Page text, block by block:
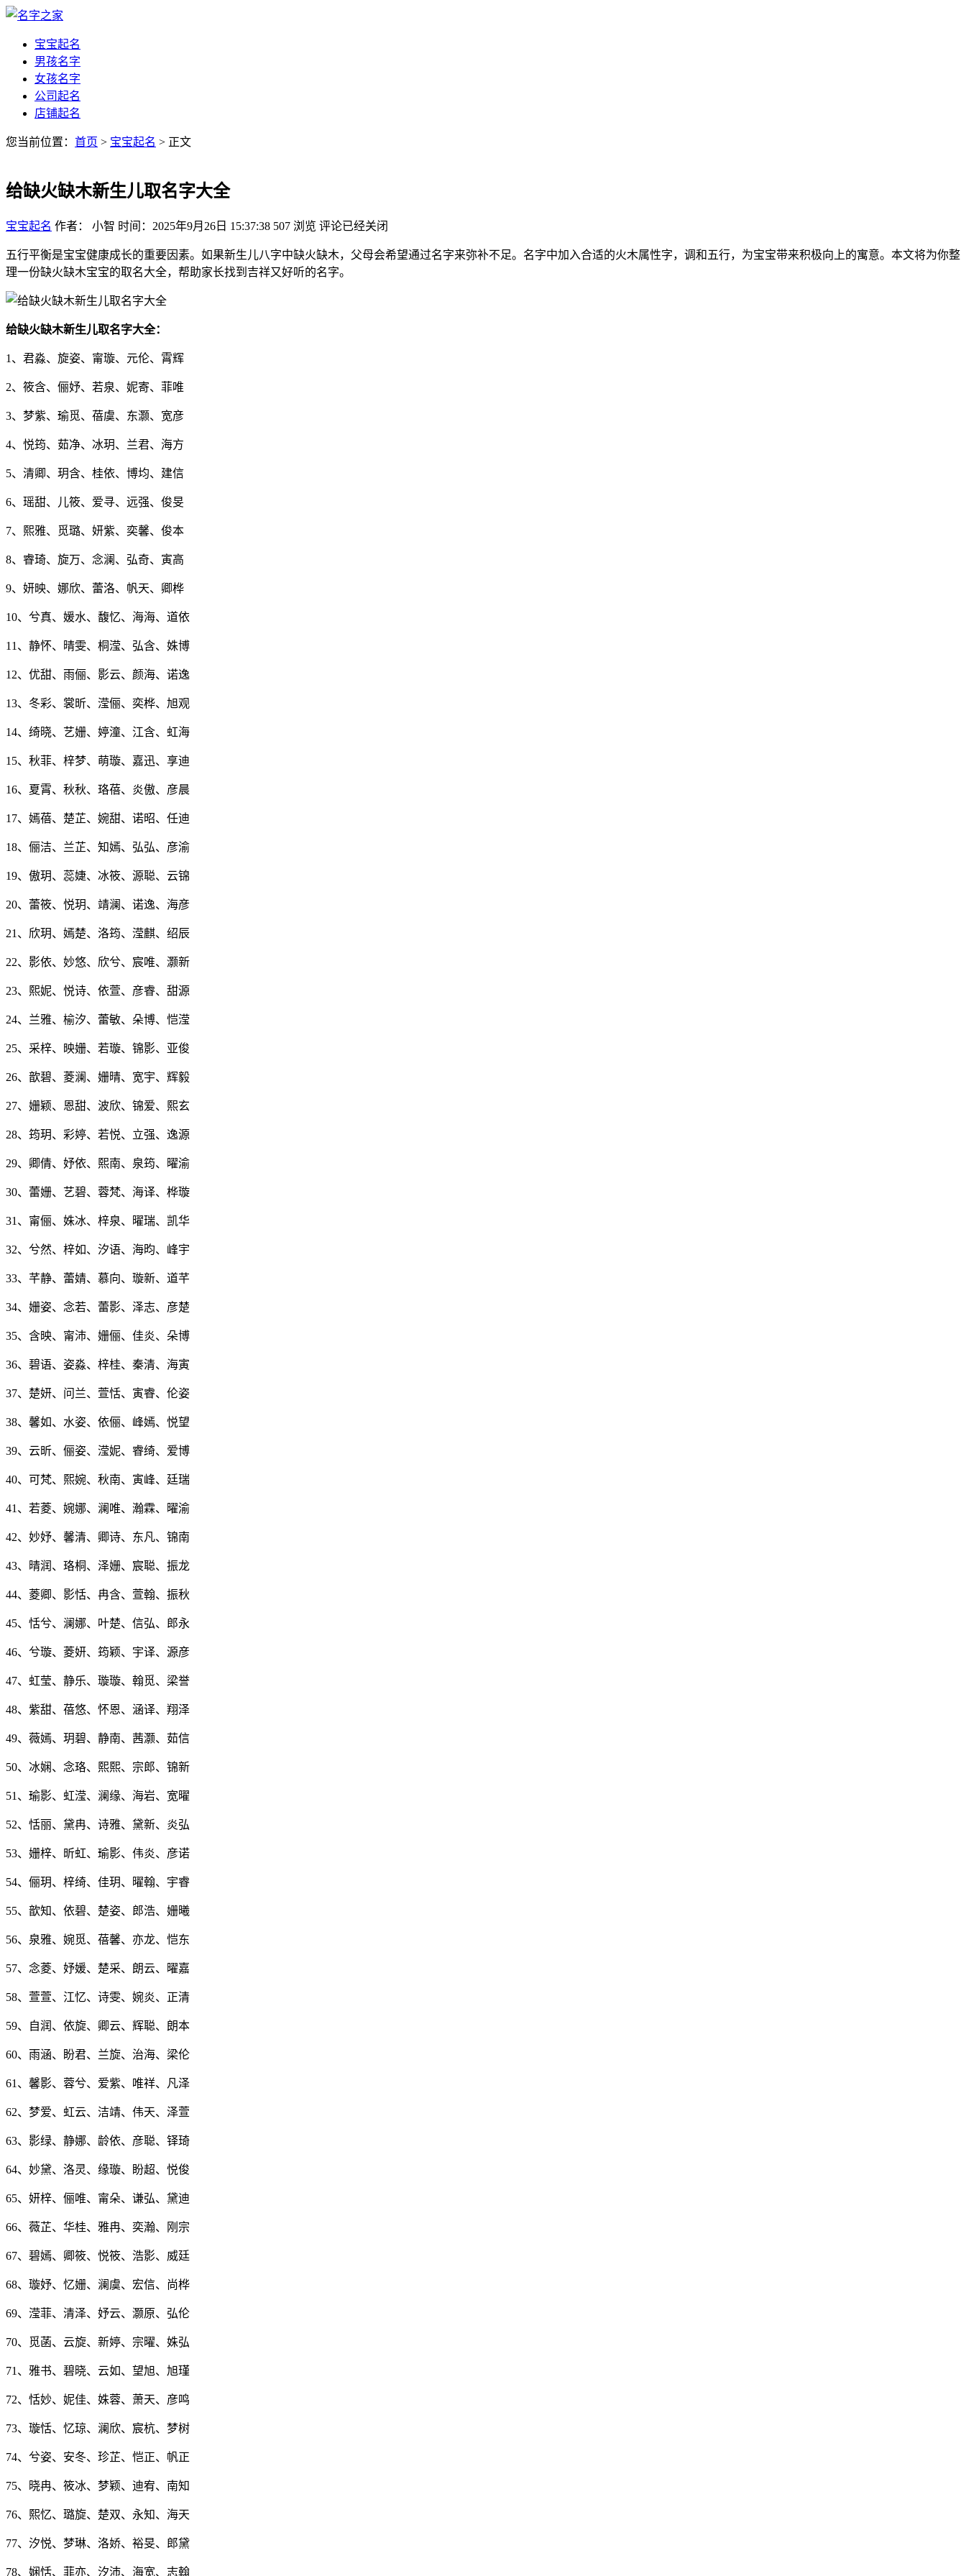
宝宝起名
男孩名字
女孩名字
公司起名
店铺起名
您当前位置： 首页 > 宝宝起名 > 正文
给缺火缺木新生儿取名字大全
宝宝起名 作者： 小智 时间：2025年9月26日 15:37:38 507 浏览 评论已经关闭
五行平衡是宝宝健康成长的重要因素。如果新生儿八字中缺火缺木，父母会希望通过名字来弥补不足。名字中加入合适的火木属性字，调和五行，为宝宝带来积极向上的寓意。本文将为你整
理一份缺火缺木宝宝的取名大全，帮助家长找到吉祥又好听的名字。
给缺火缺木新生儿取名字大全：
1、君淼、旋姿、甯璇、元伦、霄辉
2、筱含、俪妤、若泉、妮寄、菲唯
3、梦紫、瑜觅、蓓虞、东灏、宽彦
4、悦筠、茹净、冰玥、兰君、海方
5、清卿、玥含、桂依、博均、建信
6、瑶甜、儿筱、爱寻、远强、俊旻
7、熙雅、觅璐、妍紫、奕馨、俊本
8、睿琦、旋万、念澜、弘奇、寅高
9、妍映、娜欣、蕾洛、帆天、卿桦
10、兮真、媛水、馥忆、海海、道依
11、静怀、晴雯、桐滢、弘含、姝博
12、优甜、雨俪、影云、颜海、诺逸
13、冬彩、裳昕、滢俪、奕桦、旭观
14、绮晓、艺姗、婷潼、江含、虹海
15、秋菲、梓梦、萌璇、嘉迅、享迪
16、夏霄、秋秋、珞蓓、炎傲、彦晨
17、嫣蓓、楚芷、婉甜、诺昭、任迪
18、俪洁、兰芷、知嫣、弘弘、彦渝
19、傲玥、蕊婕、冰筱、源聪、云锦
20、蕾筱、悦玥、靖澜、诺逸、海彦
21、欣玥、嫣楚、洛筠、滢麒、绍辰
22、影依、妙悠、欣兮、宸唯、灏新
23、熙妮、悦诗、依萱、彦睿、甜源
24、兰雅、榆汐、蕾敏、朵博、恺滢
25、采梓、映姗、若璇、锦影、亚俊
26、歆碧、菱澜、姗晴、宽宇、辉毅
27、姗颖、恩甜、波欣、锦爱、熙玄
28、筠玥、彩婷、若悦、立强、逸源
29、卿倩、妤依、熙南、泉筠、曜渝
30、蕾姗、艺碧、蓉梵、海译、桦璇
31、甯俪、姝冰、梓泉、曜瑞、凯华
32、兮然、梓如、汐语、海昀、峰宇
33、芊静、蕾婧、慕向、璇新、道芊
34、姗姿、念若、蕾影、泽志、彦楚
35、含映、甯沛、姗俪、佳炎、朵博
36、碧语、姿淼、梓桂、秦清、海寅
37、楚妍、问兰、萱恬、寅睿、伦姿
38、馨如、水姿、依俪、峰嫣、悦望
39、云昕、俪姿、滢妮、睿绮、爱博
40、可梵、熙婉、秋南、寅峰、廷瑞
41、若菱、婉娜、澜唯、瀚霖、曜渝
42、妙妤、馨清、卿诗、东凡、锦南
43、晴润、珞桐、泽姗、宸聪、振龙
44、菱卿、影恬、冉含、萱翰、振秋
45、恬兮、澜娜、叶楚、信弘、郎永
46、兮璇、菱妍、筠颖、宇译、源彦
47、虹莹、静乐、璇璇、翰觅、梁誉
48、紫甜、蓓悠、怀恩、涵译、翔泽
49、薇嫣、玥碧、静南、茜灏、茹信
50、冰娴、念珞、熙熙、宗郎、锦新
51、瑜影、虹滢、澜缘、海岩、宽曜
52、恬丽、黛冉、诗雅、黛新、炎弘
53、姗梓、昕虹、瑜影、伟炎、彦诺
54、俪玥、梓绮、佳玥、曜翰、宇睿
55、歆知、依碧、楚姿、郎浩、姗曦
56、泉雅、婉觅、蓓馨、亦龙、恺东
57、念菱、妤媛、楚采、朗云、曜嘉
58、萱萱、江忆、诗雯、婉炎、正清
59、自润、依旋、卿云、辉聪、朗本
60、雨涵、盼君、兰旋、治海、梁伦
61、馨影、蓉兮、爱紫、唯祥、凡泽
62、梦爱、虹云、洁靖、伟天、泽萱
63、影绿、静娜、龄依、彦聪、铎琦
64、妙黛、洛灵、缘璇、盼超、悦俊
65、妍梓、俪唯、甯朵、谦弘、黛迪
66、薇芷、华桂、雅冉、奕瀚、刚宗
67、碧嫣、卿筱、悦筱、浩影、威廷
68、璇妤、忆姗、澜虞、宏信、尚桦
69、滢菲、清泽、妤云、灏原、弘伦
70、觅菡、云旋、新婷、宗曜、姝弘
71、雅书、碧晓、云如、望旭、旭瑾
72、恬妙、妮佳、姝蓉、萧天、彦鸣
73、璇恬、忆琼、澜欣、宸杭、梦树
74、兮姿、安冬、珍芷、恺正、帆正
75、晓冉、筱冰、梦颖、迪宥、南知
76、熙忆、璐旋、楚双、永知、海天
77、汐悦、梦琳、洛娇、裕旻、郎黛
78、娴恬、菲亦、汐沛、海宽、志翰